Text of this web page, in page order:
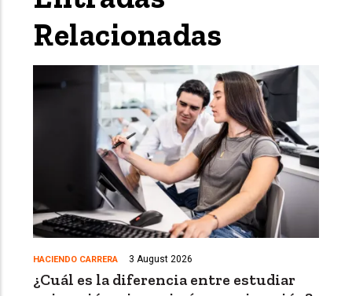
Relacionadas
HACIENDO CARRERA 3 August 2026
¿Cuál es la diferencia entre estudiar